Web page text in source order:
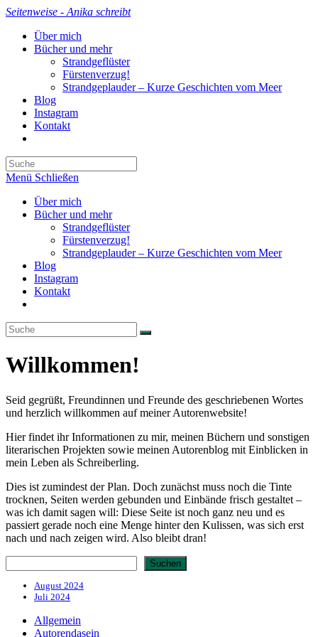
Zum
springen
Seitenweise - Anika schreibt
Über mich
Bücher und mehr
Strandgeflüster
Fürstenverzug!
Strandgeplauder – Kurze Geschichten vom Meer
Blog
Instagram
Kontakt
umschalten
Menü Schließen
Über mich
Bücher und mehr
Strandgeflüster
Fürstenverzug!
Strandgeplauder – Kurze Geschichten vom Meer
Blog
Instagram
Kontakt
umschalten
Willkommen!
Seid gegrüßt, Freundinnen und Freunde des geschriebenen Wortes
und herzlich willkommen auf meiner Autorenwebsite!
Hier findet ihr Informationen zu mir, meinen Büchern und sonstigen
literarischen Projekten sowie meinen Autorenblog mit Einblicken in
mein Leben als Schreiberling.
Dies ist zumindest der Plan. Doch zunächst muss noch die Tinte
trocknen, Seiten werden gebunden und Einbände frisch gestaltet –
was ich damit sagen will: Diese Seite ist noch ganz neu und es
passiert gerade noch eine Menge hinter den Kulissen, was sich erst
nach und nach zeigen wird. Also bleibt dran!
Suchen
August 2024
Juli 2024
Allgemein
Autorendasein